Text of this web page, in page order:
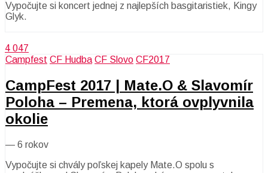
Vypočujte si koncert jednej z najlepších basgitaristiek, Kingy
Glyk.
4 047
Campfest CF Hudba CF Slovo CF2017
CampFest 2017 | Mate.O & Slavomír
Poloha – Premena, ktorá ovplyvnila
okolie
— 6 rokov
Vypočujte si chvály poľskej kapely Mate.O spolu s